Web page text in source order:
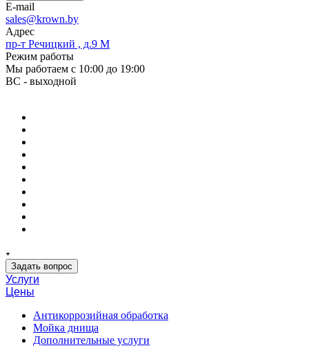
E-mail
sales@krown.by
Адрес
пр-т Речицкий , д.9 М
Режим работы
Мы работаем с 10:00 до 19:00
ВС - выходной
Задать вопрос
Услуги
Цены
Антикоррозийная обработка
Мойка днища
Дополнительные услуги